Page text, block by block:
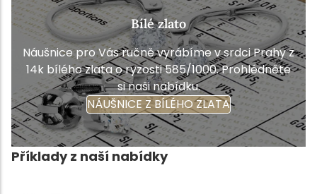
Bílé zlato
Náušnice pro Vás ručně vyrábíme v srdci Prahy z
14k bílého zlata o ryzosti 585/1000. Prohlédněte
si naši nabídku.
NÁUŠNICE Z BÍLÉHO ZLATA
Příklady z naší nabídky